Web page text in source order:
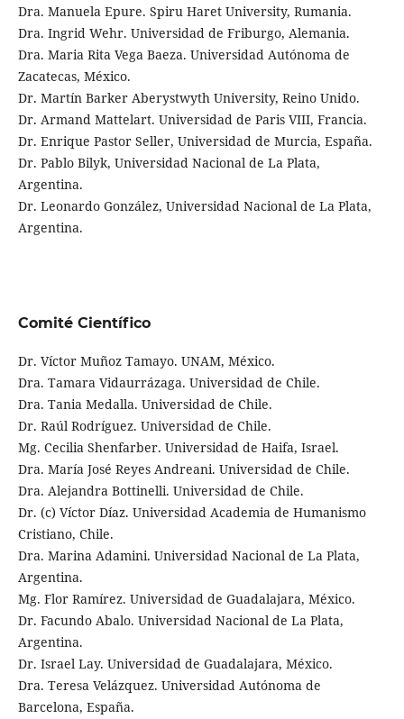
Dra. Manuela Epure. Spiru Haret University, Rumania.
Dra. Ingrid Wehr. Universidad de Friburgo, Alemania.
Dra. Maria Rita Vega Baeza. Universidad Autónoma de
Zacatecas, México.
Dr. Martín Barker Aberystwyth University, Reino Unido.
Dr. Armand Mattelart. Universidad de Paris VIII, Francia.
Dr. Enrique Pastor Seller, Universidad de Murcia, España.
Dr. Pablo Bilyk, Universidad Nacional de La Plata,
Argentina.
Dr. Leonardo González, Universidad Nacional de La Plata,
Argentina.
Comité Científico
Dr. Víctor Muñoz Tamayo. UNAM, México.
Dra. Tamara Vidaurrázaga. Universidad de Chile.
Dra. Tania Medalla. Universidad de Chile.
Dr. Raúl Rodríguez. Universidad de Chile.
Mg. Cecilia Shenfarber. Universidad de Haifa, Israel.
Dra. María José Reyes Andreani. Universidad de Chile.
Dra. Alejandra Bottinelli. Universidad de Chile.
Dr. (c) Víctor Díaz. Universidad Academia de Humanismo
Cristiano, Chile.
Dra. Marina Adamini. Universidad Nacional de La Plata,
Argentina.
Mg. Flor Ramírez. Universidad de Guadalajara, México.
Dr. Facundo Abalo. Universidad Nacional de La Plata,
Argentina.
Dr. Israel Lay. Universidad de Guadalajara, México.
Dra. Teresa Velázquez. Universidad Autónoma de
Barcelona, España.